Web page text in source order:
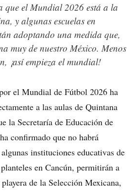
que el Mundial 2026 está a la
y algunas escuelas en
adoptando una medida que,
muy de nuestro México. Menos
¡así empieza el mundial!
el Mundial de Fútbol 2026 ha
a las aulas de Quintana
la Secretaría de Educación de
confirmado que no habrá
instituciones educativas de
en Cancún, permitirán a
de la Selección Mexicana,